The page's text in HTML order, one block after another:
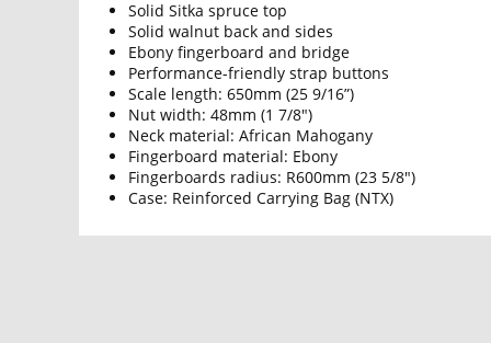
Solid Sitka spruce top
Solid walnut back and sides
Ebony fingerboard and bridge
Performance-friendly strap buttons
Scale length: 650mm (25 9/16”)
Nut width: 48mm (1 7/8")
Neck material: African Mahogany
Fingerboard material: Ebony
Fingerboards radius: R600mm (23 5/8")
Case: Reinforced Carrying Bag (NTX)